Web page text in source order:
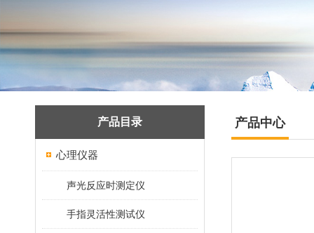
产品目录
心理仪器
声光反应时测定仪
手指灵活性测试仪
产品中心